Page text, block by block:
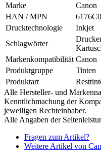
Marke
Canon
HAN / MPN
Drucktechnologie
Inkjet
Schlagwörter
Markenkompatibilität Canon
Produktgruppe
Tinten
Produktart
Alle Hersteller- und
Kenntlichmachung der
jeweiligen Rechteinhaber.
Alle Angaben der
Fragen zum Artikel?
Weitere Artikel von